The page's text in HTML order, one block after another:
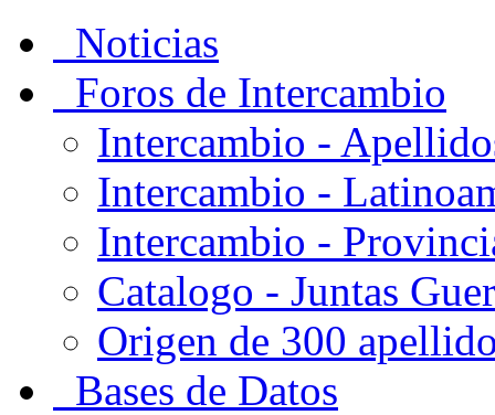
Noticias
Foros de Intercambio
Intercambio -
Intercambio -
Intercambio -
Catalogo - Juntas
Origen de 300
Bases de Datos